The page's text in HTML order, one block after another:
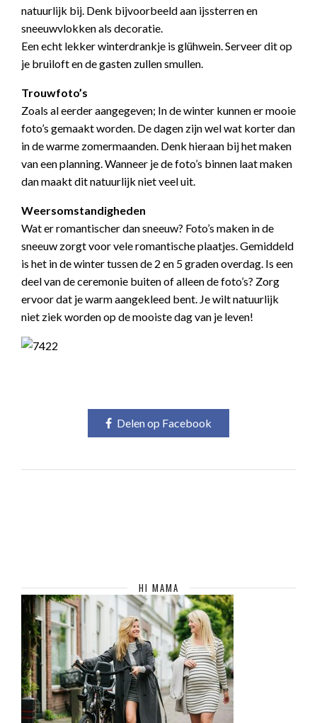
natuurlijk bij. Denk bijvoorbeeld aan ijssterren en
sneeuwvlokken als decoratie.
Een echt lekker winterdrankje is glühwein. Serveer dit op
je bruiloft en de gasten zullen smullen.
Trouwfoto’s
Zoals al eerder aangegeven; In de winter kunnen er mooie
foto’s gemaakt worden. De dagen zijn wel wat korter dan
in de warme zomermaanden. Denk hieraan bij het maken
van een planning. Wanneer je de foto’s binnen laat maken
dan maakt dit natuurlijk niet veel uit.
Weersomstandigheden
Wat er romantischer dan sneeuw? Foto’s maken in de
sneeuw zorgt voor vele romantische plaatjes. Gemiddeld
is het in de winter tussen de 2 en 5 graden overdag. Is een
deel van de ceremonie buiten of alleen de foto’s? Zorg
ervoor dat je warm aangekleed bent. Je wilt natuurlijk
niet ziek worden op de mooiste dag van je leven!
Delen op Facebook
HI MAMA